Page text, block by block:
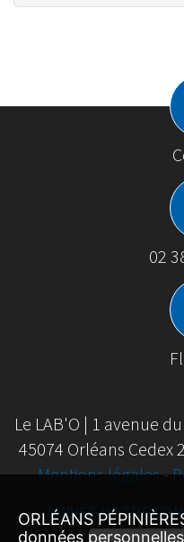
02
Le LAB'O | 1 avenue
45074 Orléans Cedex
Mentions légales-
SUIVEZ NOTRE
ORLÉANS
données